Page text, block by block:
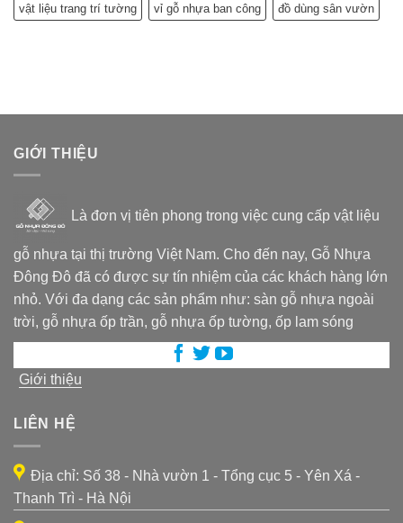
vật liệu trang trí tường vỉ gỗ nhựa ban công đồ dùng sân vườn
GIỚI THIỆU
Là đơn vị tiên phong trong việc cung cấp vật liệu
gỗ nhựa tại thị trường Việt Nam. Cho đến nay, Gỗ Nhựa
Đông Đô đã có được sự tín nhiệm của các khách hàng lớn
nhỏ. Với đa dạng các sản phẩm như: sàn gỗ nhựa ngoài
trời, gỗ nhựa ốp trần, gỗ nhựa ốp tường, ốp lam sóng
Giới thiệu
LIÊN HỆ
Địa chỉ: Số 38 - Nhà vườn 1 - Tổng cục 5 - Yên Xá -
Thanh Trì - Hà Nội